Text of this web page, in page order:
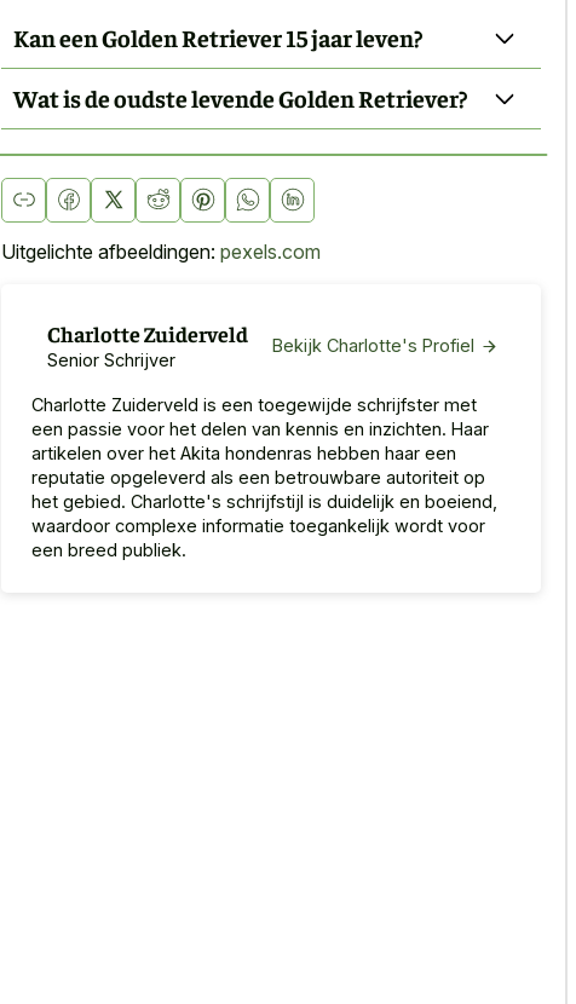
Kan een Golden Retriever 15 jaar leven?
Wat is de oudste levende Golden Retriever?
Uitgelichte afbeeldingen: pexels.com
Charlotte Zuiderveld
Senior Schrijver
Bekijk Charlotte's Profiel
Charlotte Zuiderveld is een toegewijde schrijfster met
een passie voor het delen van kennis en inzichten. Haar
artikelen over het Akita hondenras hebben haar een
reputatie opgeleverd als een betrouwbare autoriteit op
het gebied. Charlotte's schrijfstijl is duidelijk en boeiend,
waardoor complexe informatie toegankelijk wordt voor
een breed publiek.